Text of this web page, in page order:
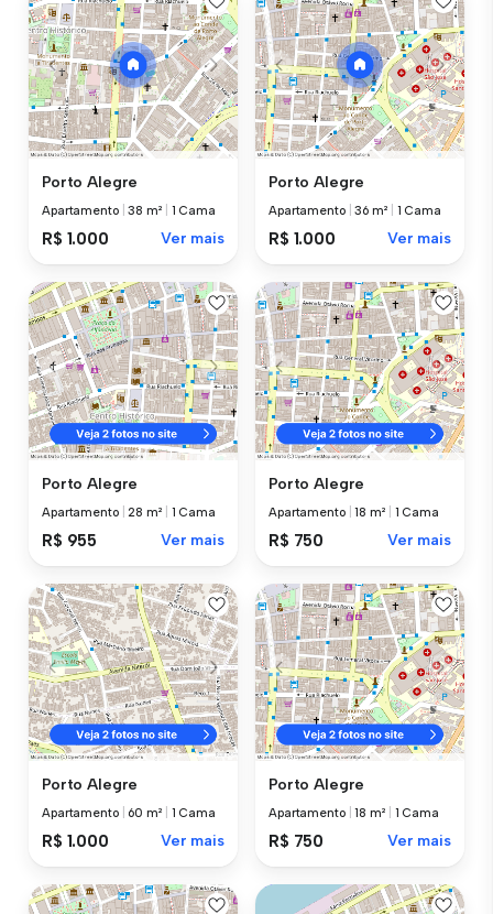
Porto Alegre
Apartamento |38 m² 1 Cama
R$ 1.000 Ver mais
Porto Alegre
Apartamento |36 m² 1 Cama
R$ 1.000 Ver mais
Porto Alegre
Apartamento 28 m² 1 Cama
R$ 955 Ver mais
Porto Alegre
Apartamento |18 m² 1 Cama
R$ 750 Ver mais
Porto Alegre
Apartamento 60 m² 1 Cama
R$ 1.000 Ver mais
Porto Alegre
Apartamento |18 m² 1 Cama
R$ 750 Ver mais